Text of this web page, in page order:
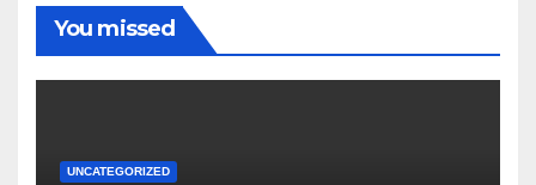
You missed
UNCATEGORIZED